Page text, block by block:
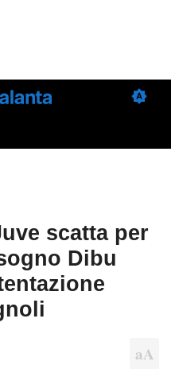
scatta per
Dibu